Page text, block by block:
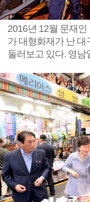
2016년 12월 문재
가 대형화재가 난
둘러보고 있다. 영남